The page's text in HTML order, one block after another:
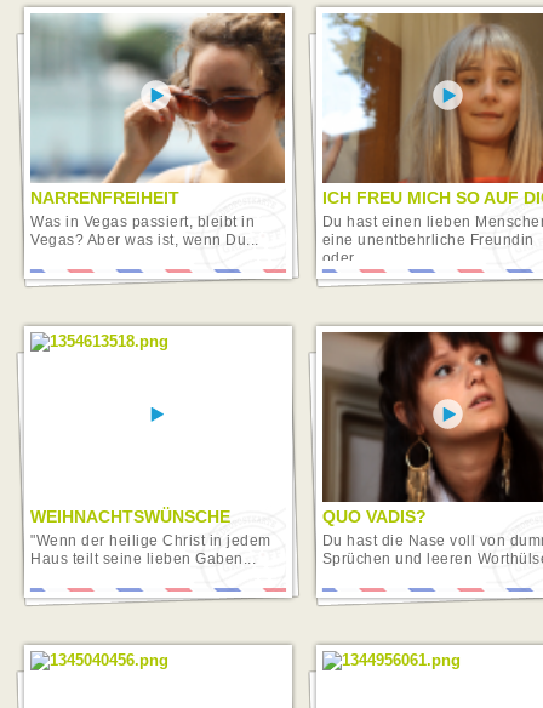
NARRENFREIHEIT
Was in Vegas passiert, bleibt in
Vegas? Aber was ist, wenn Du...
ICH FREU MICH SO AUF
Du hast einen lieben
eine unentbehrliche Freundin
oder...
WEIHNACHTSWÜNSCHE
"Wenn der heilige Christ in jedem
Haus teilt seine lieben Gaben...
QUO VADIS?
Du hast die Nase voll von
Sprüchen und leeren